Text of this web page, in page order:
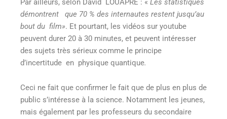
Par ailleurs, selon David LOUAPRE : « Les statistiques
démontrent que 70 % des internautes restent jusqu’au
bout du film». Et pourtant, les vidéos sur youtube
peuvent durer 20 à 30 minutes, et peuvent intéresser
des sujets très sérieux comme le principe
d’incertitude en physique quantique.
Ceci ne fait que confirmer le fait que de plus en plus de
public s’intéresse à la science. Notamment les jeunes,
mais également par les professeurs du secondaire